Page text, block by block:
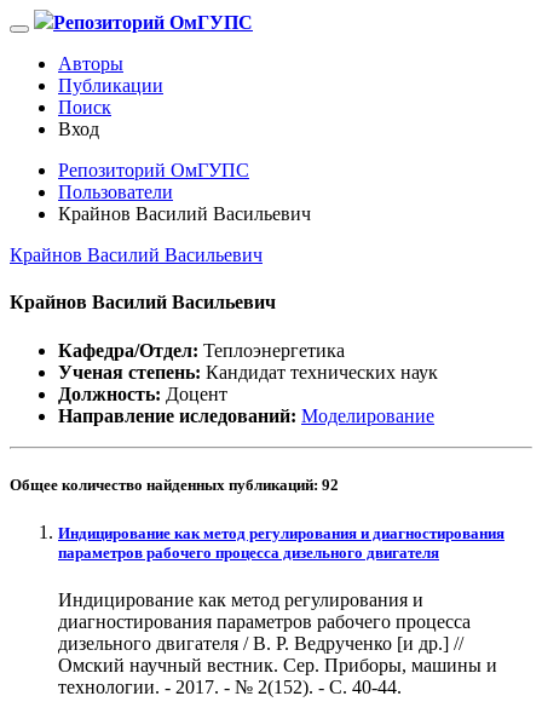
Репозиторий ОмГУПС
Авторы
Публикации
Поиск
Вход
Репозиторий ОмГУПС
Пользователи
Крайнов Василий Васильевич
Крайнов Василий Васильевич
Крайнов Василий Васильевич
Кафедра/Отдел: Теплоэнергетика
Ученая степень: Кандидат технических наук
Должность: Доцент
Направление иследований: Моделирование
Общее количество найденных публикаций: 92
Индицирование как метод регулирования и диагностирования
параметров рабочего процесса дизельного двигателя
Индицирование как метод регулирования и
диагностирования параметров рабочего процесса
дизельного двигателя / В. Р. Ведрученко [и др.] //
Омский научный вестник. Сер. Приборы, машины и
технологии. - 2017. - № 2(152). - С. 40-44.